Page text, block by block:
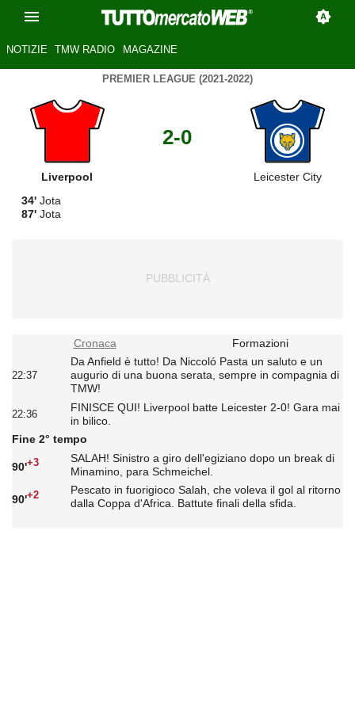
NOTIZIE TMW RADIO MAGAZINE
PREMIER LEAGUE (2021-2022)
Liverpool
2-0
Leicester City
34' Jota
87' Jota
Cronaca Formazioni
22:37
Da Anfield è tutto! Da Niccoló Pasta un saluto e un
augurio di una buona serata, sempre in compagnia di
TMW!
22:36
FINISCE QUI! Liverpool batte Leicester 2-0! Gara mai
in bilico.
Fine 2° tempo
90'+3
SALAH! Sinistro a giro dell'egiziano dopo un break di
Minamino, para Schmeichel.
90'+2
Pescato in fuorigioco Salah, che voleva il gol al ritorno
dalla Coppa d'Africa. Battute finali della sfida.